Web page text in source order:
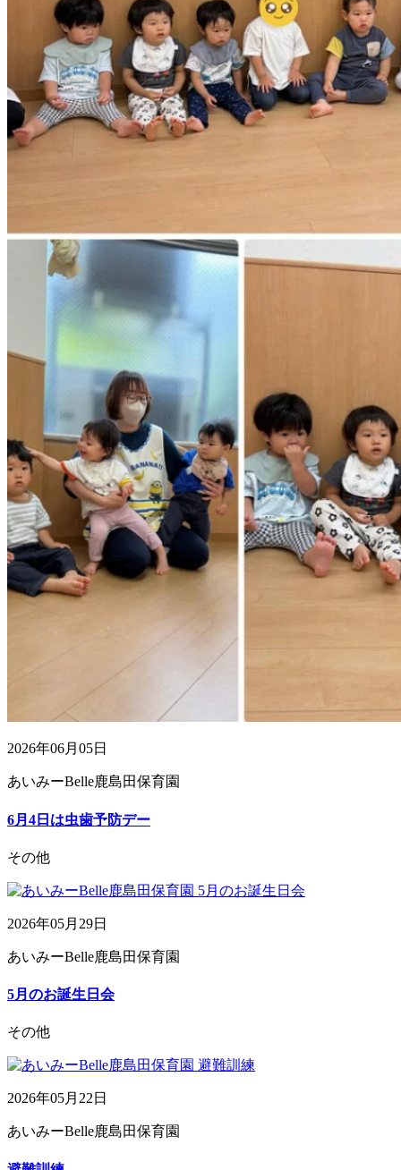
2026年06月05日
あいみーBelle鹿島田保育園
6月4日は虫歯予防デー
その他
2026年05月29日
あいみーBelle鹿島田保育園
5月のお誕生日会
その他
2026年05月22日
あいみーBelle鹿島田保育園